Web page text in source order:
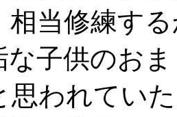
相当修練す
子供のお
思われてい